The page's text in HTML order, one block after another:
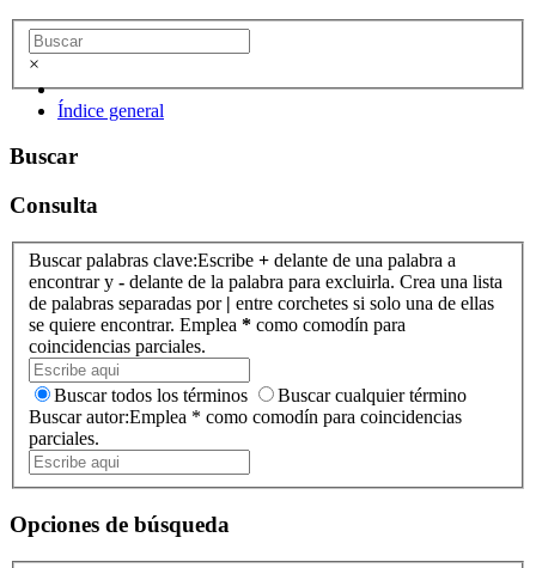
×
Índice general
Buscar
Consulta
Buscar palabras clave:Escribe + delante de una palabra a
encontrar y - delante de la palabra para excluirla. Crea una lista
de palabras separadas por | entre corchetes si solo una de ellas
se quiere encontrar. Emplea * como comodín para
coincidencias parciales.
Buscar todos los términos
Buscar cualquier término
Buscar autor:Emplea * como comodín para coincidencias
parciales.
Opciones de búsqueda